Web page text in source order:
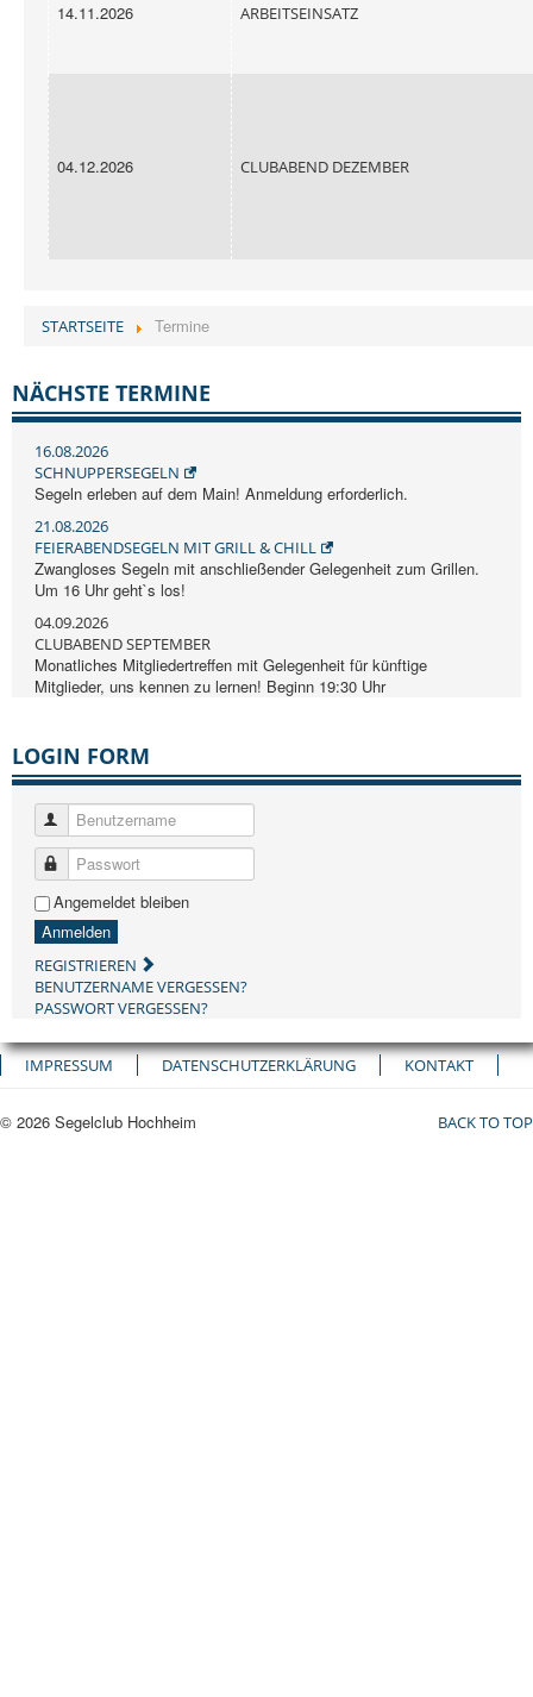
14.11.2026 ARBEITSEINSATZ
04.12.2026 CLUBABEND DEZEMBER
STARTSEITE Termine
NÄCHSTE TERMINE
16.08.2026
SCHNUPPERSEGELN
Segeln erleben auf dem Main! Anmeldung erforderlich.
21.08.2026
FEIERABENDSEGELN MIT GRILL & CHILL
Zwangloses Segeln mit anschließender Gelegenheit zum Grillen.
Um 16 Uhr geht`s los!
04.09.2026
CLUBABEND SEPTEMBER
Monatliches Mitgliedertreffen mit Gelegenheit für künftige
Mitglieder, uns kennen zu lernen! Beginn 19:30 Uhr
LOGIN FORM
Benutzername
Passwort
Angemeldet bleiben
Anmelden
REGISTRIEREN
BENUTZERNAME VERGESSEN?
PASSWORT VERGESSEN?
IMPRESSUM DATENSCHUTZERKLÄRUNG KONTAKT
BACK TO TOP
© 2026 Segelclub Hochheim